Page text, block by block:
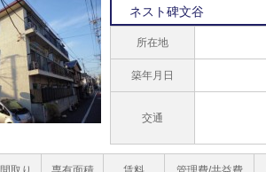
ネスト碑文谷
所在地
築年月日
交通